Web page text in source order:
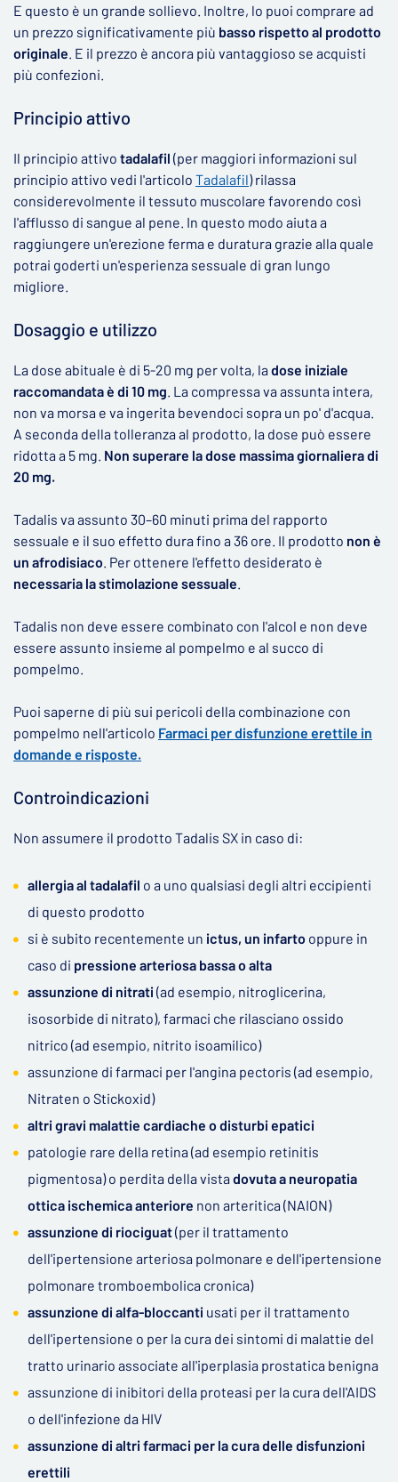
E questo è un grande sollievo. Inoltre, lo puoi comprare ad
un prezzo significativamente più basso rispetto al prodotto
originale. E il prezzo è ancora più vantaggioso se acquisti
più confezioni.
Principio attivo
Il principio attivo tadalafil (per maggiori informazioni sul
principio attivo vedi l'articolo Tadalafil) rilassa
considerevolmente il tessuto muscolare favorendo così
l'afflusso di sangue al pene. In questo modo aiuta a
raggiungere un'erezione ferma e duratura grazie alla quale
potrai goderti un'esperienza sessuale di gran lungo
migliore.
Dosaggio e utilizzo
La dose abituale è di 5-20 mg per volta, la dose iniziale
raccomandata è di 10 mg. La compressa va assunta intera,
non va morsa e va ingerita bevendoci sopra un po' d'acqua.
A seconda della tolleranza al prodotto, la dose può essere
ridotta a 5 mg. Non superare la dose massima giornaliera di
20 mg.
Tadalis va assunto 30–60 minuti prima del rapporto
sessuale e il suo effetto dura fino a 36 ore. Il prodotto non è
un afrodisiaco. Per ottenere l'effetto desiderato è
necessaria la stimolazione sessuale.
Tadalis non deve essere combinato con l'alcol e non deve
essere assunto insieme al pompelmo e al succo di
pompelmo.
Puoi saperne di più sui pericoli della combinazione con
pompelmo nell'articolo Farmaci per disfunzione erettile in
domande e risposte.
Controindicazioni
Non assumere il prodotto Tadalis SX in caso di:
allergia al tadalafil o a uno qualsiasi degli altri eccipienti
di questo prodotto
​si è subito recentemente un ictus, un infarto oppure in
caso di pressione arteriosa bassa o alta
assunzione di nitrati(ad esempio, nitroglicerina,
isosorbide di nitrato), farmaci che rilasciano ossido
nitrico (ad esempio, nitrito isoamilico)
assunzione di farmaci per l'angina pectoris (ad esempio,
Nitraten o Stickoxid)
altri gravi malattie cardiache o disturbi epatici
patologie rare della retina (ad esempio retinitis
pigmentosa) o perdita della vista dovuta a neuropatia
ottica ischemica anteriore non arteritica (NAION)
assunzione di riociguat(per il trattamento
dell'ipertensione arteriosa polmonare e dell'ipertensione
polmonare tromboembolica cronica)
assunzione di alfa-bloccanti usati per il trattamento
dell'ipertensione o per la cura dei sintomi di malattie del
tratto urinario associate all'iperplasia prostatica benigna
assunzione di inibitori della proteasi per la cura dell'AIDS
o dell'infezione da HIV
assunzione di altri farmaci per la cura delle disfunzioni
erettili